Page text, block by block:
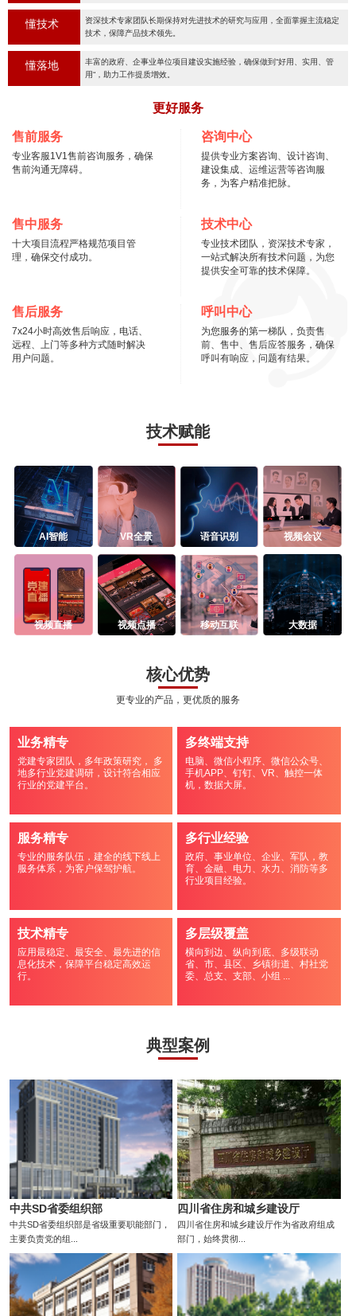
懂技术
资深技术专家团队长期保持对先进技术的研究与应用，全面掌握主流稳定
技术，保障产品技术领先。
懂落地
丰富的政府、企事业单位项目建设实施经验，确保做到“好用、实用、管
用“，助力工作提质增效。
更好服务
售前服务
专业客服1V1售前咨询服务，确保
售前沟通无障碍。
咨询中心
提供专业方案咨询、设计咨询、
建设集成、运维运营等咨询服
务，为客户精准把脉。
售中服务
十大项目流程严格规范项目管
理，确保交付成功。
技术中心
专业技术团队，资深技术专家，
一站式解决所有技术问题，为您
提供安全可靠的技术保障。
售后服务
7x24小时高效售后响应，电话、
远程、上门等多种方式随时解决
用户问题。
呼叫中心
为您服务的第一梯队，负责售
前、售中、售后应答服务，确保
呼叫有响应，问题有结果。
技术赋能
AI智能 VR全景 语音识别 视频会议
视频直播 视频点播 移动互联 大数据
核心优势
更专业的产品，更优质的服务
业务精专
党建专家团队，多年政策研究， 多
地多行业党建调研，设计符合相应
行业的党建平台。
多终端支持
电脑、微信小程序、微信公众号、
手机APP、钉钉、VR、触控一体
机，数据大屏。
服务精专
专业的服务队伍，建全的线下线上
服务体系，为客户保驾护航。
多行业经验
政府、事业单位、企业、军队，教
育、金融、电力、水力、消防等多
行业项目经验。
技术精专
应用最稳定、最安全、最先进的信
息化技术，保障平台稳定高效运
行。
多层级覆盖
横向到边、纵向到底、多级联动
省、市、县区、乡镇街道、村社党
委、总支、支部、小组 ...
典型案例
中共SD省委组织部
中共SD省委组织部是省级重要职能部门，
主要负责党的组...
四川省住房和城乡建设厅
四川省住房和城乡建设厅作为省政府组成
部门，始终贯彻...